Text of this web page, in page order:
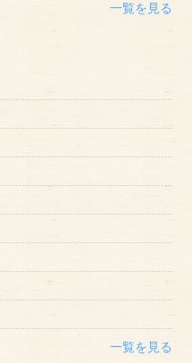
一覧を見る
一覧を見る